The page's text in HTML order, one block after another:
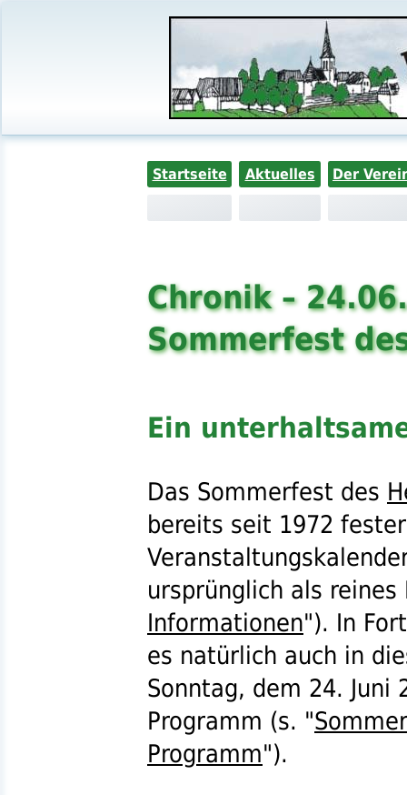
Startseite Aktuelles Der
Chronik –
Sommerfest
Ein
Das Sommerfest des
bereits seit 1972
ursprünglich als reines
Informationen"). In
es natürlich auch in
Sonntag, dem 24. Juni
Programm (s. "
Programm").